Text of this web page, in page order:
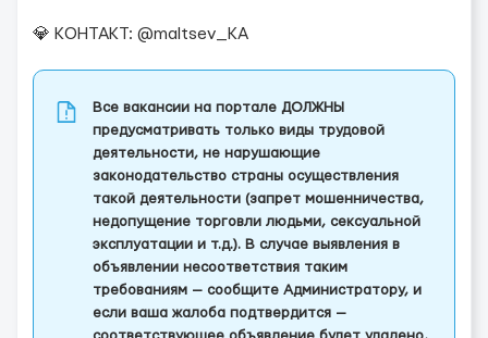
💎 КОНТАКТ: @maltsev_KA
Все вакансии на портале ДОЛЖНЫ
предусматривать только виды трудовой
деятельности, не нарушающие
законодательство страны осуществления
такой деятельности (запрет мошенничества,
недопущение торговли людьми, сексуальной
эксплуатации и т.д.). В случае выявления в
объявлении несоответствия таким
требованиям — сообщите Администратору, и
если ваша жалоба подтвердится —